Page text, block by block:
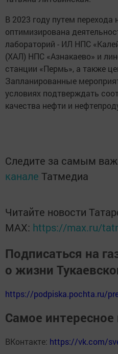
В 2023 году путем перехода
оптимизирована
лабораторий - ИЛ НПС
(ХАЛ) НПС «Азнакаево» и
станции «Пермь», а также
Запланированные
условиях подтверждать
качества нефти и
Следите за самым
канале Татмедиа
Читайте новости
MАХ: https://max.ru/
Подписаться на
о жизни
https://podpiska.pochta.ru/
Самое
ВКонтакте: https://vk.com/